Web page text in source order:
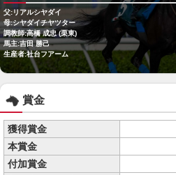
父:リアルシヤダイ
母:シヤダイチヤツター
調教師:高橋 成忠 (栗東)
馬主:吉田 勝己
生産者:社台フアーム
賞金
獲得賞金
本賞金
付加賞金